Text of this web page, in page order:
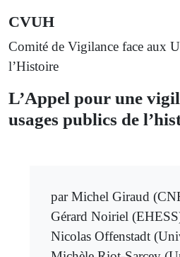
CVUH
Comité de Vigilance face aux
l’Histoire
L’Appel pour une
usages publics de
par Michel Giraud
Gérard Noiriel
Nicolas Offenstadt